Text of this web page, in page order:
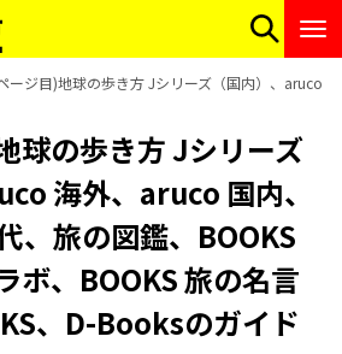
ージ目)地球の歩き方 Jシリーズ（国内）、aruco
球の歩き方 Jシリーズ
海外、aruco 国内、
、旅の図鑑、BOOKS
ボ、BOOKS 旅の名言
、D-Booksのガイド